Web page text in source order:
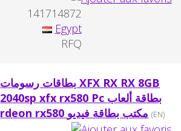
141714872
Egypt
RFQ
بطاقات رسومات XFX RX RX 8GB
2040sp xfx rx580 Pc بطاقة ألعاب
rdeon rx580 مكتب بطاقة فيديو (EN)